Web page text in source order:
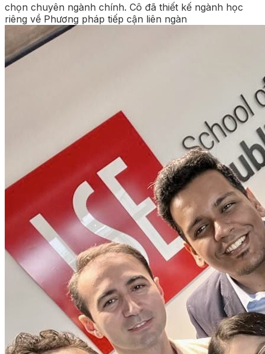
chọn chuyên ngành chính. Cô đã thiết kế ngành học
riêng về Phương pháp tiếp cận liên ngàn